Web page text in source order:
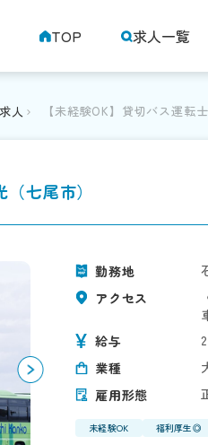
TOP 求人一覧
人 【未経験OK】貸切バス運転
七尾市）
勤務地
アクセス
給与
業種
雇用形態
未経験OK 福利厚生◎